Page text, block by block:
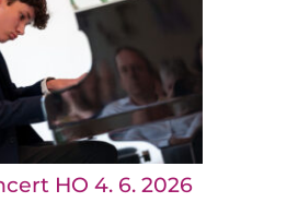
HO 4. 6. 2026